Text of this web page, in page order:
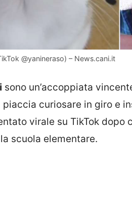
@yanineraso) – News.cani.it
sono un’accoppiata
curiosare in giro e
virale su TikTok dopo
scuola elementare.